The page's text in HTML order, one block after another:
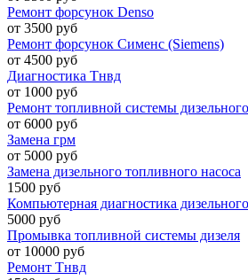
Ремонт форсунок Denso
от 3500 руб
Ремонт форсунок Сименс (Siemens)
от 4500 руб
Диагностика Тнвд
от 1000 руб
Ремонт топливной системы
от 6000 руб
Замена грм
от 5000 руб
Замена дизельного топливного насоса
1500 руб
Компьютерная диагностика
5000 руб
Промывка топливной системы дизеля
от 10000 руб
Ремонт Тнвд